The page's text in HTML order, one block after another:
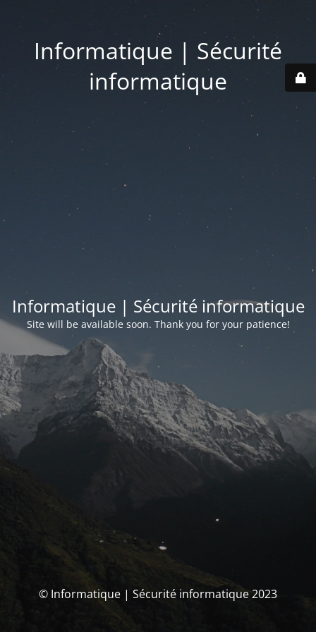
Informatique | Sécurité
informatique
Informatique | Sécurité informatique
Site will be available soon. Thank you for your patience!
© Informatique | Sécurité informatique 2023